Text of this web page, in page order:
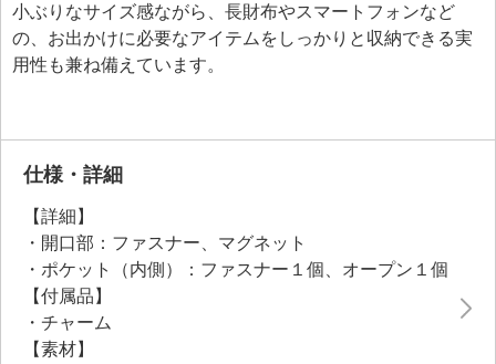
小ぶりなサイズ感ながら、長財布やスマートフォンなど
の、お出かけに必要なアイテムをしっかりと収納できる実
用性も兼ね備えています。
仕様・詳細
【詳細】
・開口部：ファスナー、マグネット
・ポケット（内側）：ファスナー１個、オープン１個
【付属品】
・チャーム
【素材】